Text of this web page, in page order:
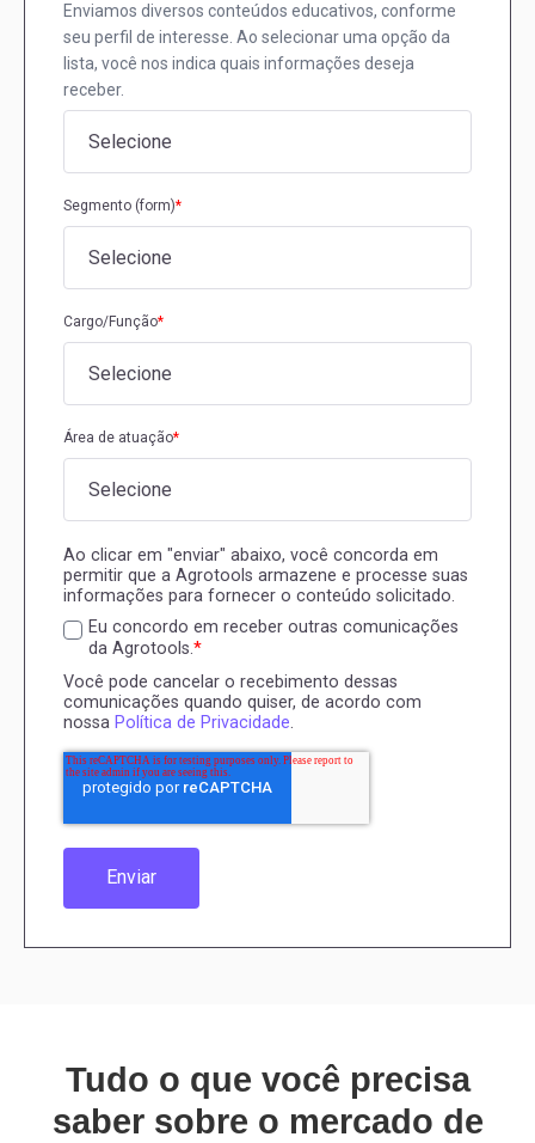
Enviamos diversos conteúdos educativos, conforme
seu perfil de interesse. Ao selecionar uma opção da
lista, você nos indica quais informações deseja
receber.
Segmento (form)*
Cargo/Função*
Área de atuação*
Ao clicar em "enviar" abaixo, você concorda em
permitir que a Agrotools armazene e processe suas
informações para fornecer o conteúdo solicitado.
Eu concordo em receber outras comunicações
da Agrotools.*
Você pode cancelar o recebimento dessas
comunicações quando quiser, de acordo com
nossa Política de Privacidade.
Tudo o que você precisa
saber sobre o mercado de